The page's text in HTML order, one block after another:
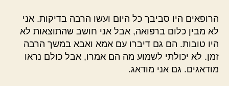
הרופאים היו סביבך כל היום ועשו הרבה בדיקות. אני
לא מבין כלום ברפואה, אבל אני חושב שהתוצאות לא
היו טובות. הם גם דיברו עם אמא ואבא במשך הרבה
זמן. לא יכולתי לשמוע מה הם אמרו, אבל כולם נראו
מודאגים. גם אני מודאג.